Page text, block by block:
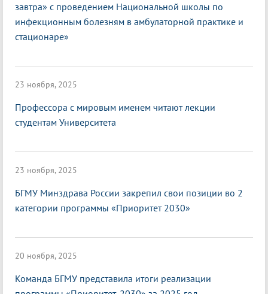
завтра» с проведением Национальной школы по
инфекционным болезням в амбулаторной практике и
стационаре»
23 ноября, 2025
Профессора с мировым именем читают лекции
студентам Университета
23 ноября, 2025
БГМУ Минздрава России закрепил свои позиции во 2
категории программы «Приоритет 2030»
20 ноября, 2025
Команда БГМУ представила итоги реализации